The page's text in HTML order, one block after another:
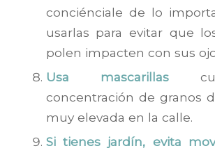
conciénciale de lo
usarlas para evitar que
polen impacten con sus
Usa mascarillas
concentración de granos
muy elevada en la calle.
Si tienes jardín, evita